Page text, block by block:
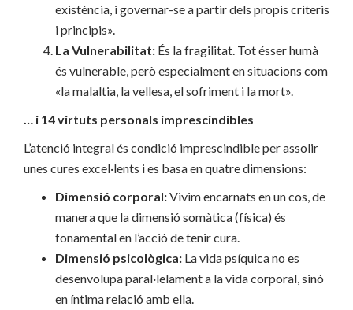
existència, i governar-se a partir dels propis criteris
i principis».
La Vulnerabilitat: És la fragilitat. Tot ésser humà
és vulnerable, però especialment en situacions com
«la malaltia, la vellesa, el sofriment i la mort».
… i 14 virtuts personals imprescindibles
L’atenció integral és condició imprescindible per assolir
unes cures excel·lents i es basa en quatre dimensions:
Dimensió corporal:Vivim encarnats en un cos, de
manera que la dimensió somàtica (física) és
fonamental en l’acció de tenir cura.
Dimensió psicològica: La vida psíquica no es
desenvolupa paral·lelament a la vida corporal, sinó
en íntima relació amb ella.